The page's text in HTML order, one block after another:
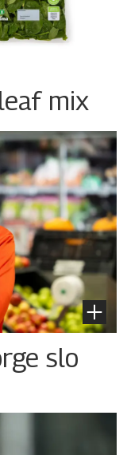
mix
slo